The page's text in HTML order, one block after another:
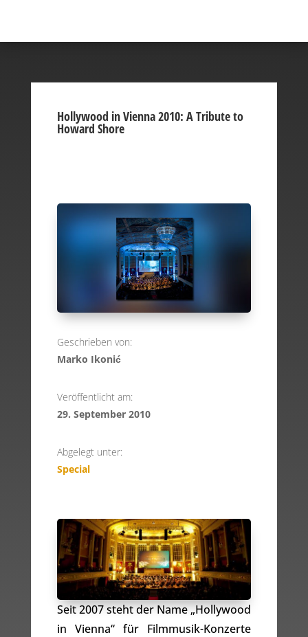
Hollywood in Vienna 2010: A Tribute to
Howard Shore
Geschrieben von:
Marko Ikonić
Veröffentlicht am:
29. September 2010
Abgelegt unter:
Special
Seit 2007 steht der Name „Hollywood
in Vienna“ für Filmmusik-Konzerte